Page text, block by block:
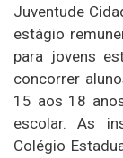
Juventude
estágio
para jovens
concorrer
15 aos 18
escolar. As
Colégio